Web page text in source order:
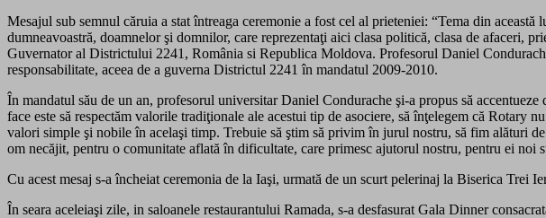
Mesajul sub semnul căruia a stat întreaga ceremonie a fost cel al prieteniei: “Tema din
dumneavoastră, doamnelor şi domnilor, care reprezentaţi aici clasa politică, clasa de afaceri,
Guvernator al Districtului 2241, România si Republica Moldova. Profesorul Daniel
responsabilitate, aceea de a guverna Districtul 2241 în mandatul 2009-2010.
În mandatul său de un an, profesorul universitar Daniel Condurache şi-a propus să
face este să respectăm valorile tradiţionale ale acestui tip de asociere, să înţelegem că Rotary
valori simple şi nobile în acelaşi timp. Trebuie să ştim să privim în jurul nostru, să fim alături
om necăjit, pentru o comunitate aflată în dificultate, care primesc ajutorul nostru, pentru ei noi
Cu acest mesaj s-a încheiat ceremonia de la Iaşi, urmată de un scurt pelerinaj la Biserica
În seara aceleiaşi zile, in saloanele restaurantului Ramada, s-a desfasurat Gala Dinner